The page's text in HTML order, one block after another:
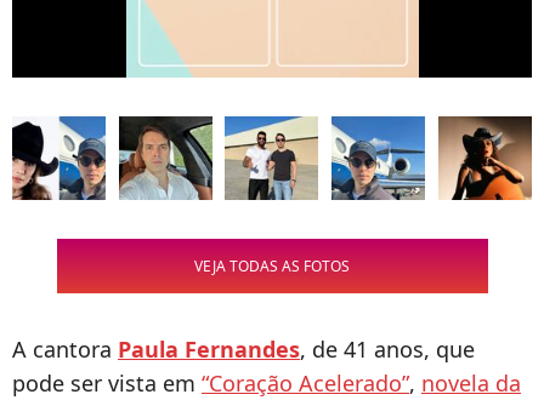
VEJA TODAS AS FOTOS
A cantora Paula Fernandes, de 41 anos, que
pode ser vista em “Coração Acelerado”, novela da